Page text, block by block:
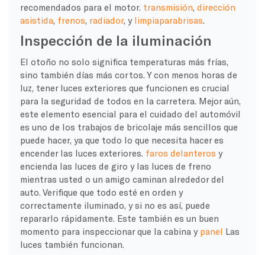
recomendados para el motor. transmisión, dirección
asistida, frenos, radiador, y limpiaparabrisas.
Inspección de la iluminación
El otoño no solo significa temperaturas más frías,
sino también días más cortos. Y con menos horas de
luz, tener luces exteriores que funcionen es crucial
para la seguridad de todos en la carretera. Mejor aún,
este elemento esencial para el cuidado del automóvil
es uno de los trabajos de bricolaje más sencillos que
puede hacer, ya que todo lo que necesita hacer es
encender las luces exteriores. faros delanteros y
encienda las luces de giro y las luces de freno
mientras usted o un amigo caminan alrededor del
auto. Verifique que todo esté en orden y
correctamente iluminado, y si no es así, puede
repararlo rápidamente. Este también es un buen
momento para inspeccionar que la cabina y panel Las
luces también funcionan.